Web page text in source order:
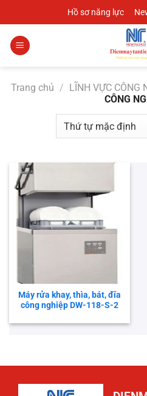
đến
nội
dung
Hồ sơ năng lực
Trang chủ / LĨNH VỰC CÔNG
CÔNG
Máy rửa khay, thìa, bát, đĩa
công nghiệp DW-118-S-2